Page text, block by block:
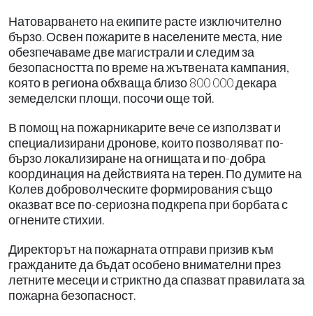
Натоварването на екипите расте изключително
бързо. Освен пожарите в населените места, ние
обезпечаваме две магистрали и следим за
безопасността по време на жътвената кампания,
която в региона обхваща близо 800 000 декара
земеделски площи, посочи още той.
В помощ на пожарникарите вече се използват и
специализирани дронове, които позволяват по-
бързо локализиране на огнищата и по-добра
координация на действията на терен. По думите на
Колев доброволческите формирования също
оказват все по-сериозна подкрепа при борбата с
огнените стихии.
Директорът на пожарната отправи призив към
гражданите да бъдат особено внимателни през
летните месеци и стриктно да спазват правилата за
пожарна безопасност.